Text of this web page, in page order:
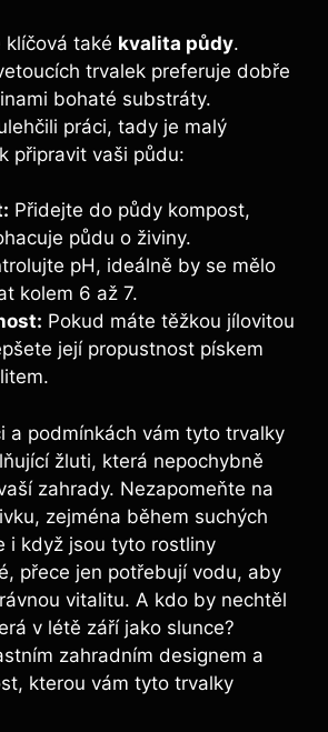
klíčová také kvalita půdy.
trvalek preferuje dobře
bohaté substráty.
práci, tady je malý
připravit vaši půdu:
Přidejte do půdy kompost,
půdu o živiny.
pH, ideálně by se mělo
kolem 6 až 7.
Pokud máte těžkou jílovitou
její propustnost pískem
a podmínkách vám tyto trvalky
žluti, která nepochybně
zahrady. Nezapomeňte na
zejména během suchých
i když jsou tyto rostliny
přece jen potřebují vodu, aby
vitalitu. A kdo by nechtěl
v létě září jako slunce?
zahradním designem a
kterou vám tyto trvalky